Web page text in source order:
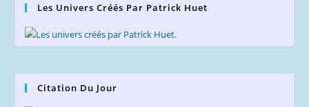
Les Univers Créés Par Patrick Huet
Citation Du Jour